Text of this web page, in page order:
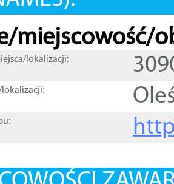
miejscowość/
lokalizacji:
lokalizacji: